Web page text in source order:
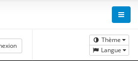
Thème
Langue